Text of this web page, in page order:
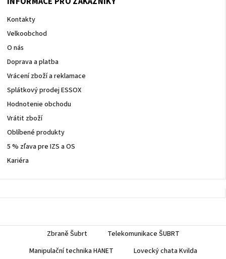
Kontakty
Velkoobchod
O nás
Doprava a platba
Vrácení zboží a reklamace
Splátkový prodej ESSOX
Hodnotenie obchodu
Vrátit zboží
Oblíbené produkty
5 % zľava pre IZS a OS
Kariéra
Zbraně Šubrt
Telekomunikace ŠUBRT
Manipulační technika HANET
Lovecký chata Kvilda